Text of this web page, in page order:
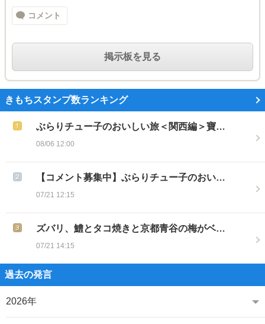
コメント
掲示板を見る
きもちスタンプ数ランキング
ぶらりチュー子のおいしい旅＜関西編＞寶…
08/06 12:00
【コメント募集中】ぶらりチュー子のおい…
07/21 12:15
ズバリ、鱧とタコ焼きと京都青谷の梅がベ…
07/21 14:15
過去の発言
2026年